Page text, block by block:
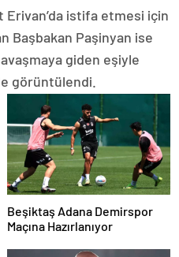
Erivan’da istifa etmesi için
Başbakan Paşinyan ise
giden eşiyle
görüntülendi.
Beşiktaş Adana Demirspor
Maçına Hazırlanıyor